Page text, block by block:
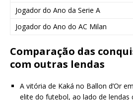
Jogador do Ano da Serie A
Jogador do Ano do AC Milan
Comparação das
com outras lendas
A vitória de Kaká no Ballon d’Or
elite do futebol, ao lado de lendas